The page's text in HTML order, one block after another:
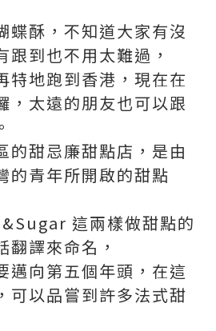
蝶酥，不知道大家有沒
跟到也不用太難過，
特地跑到香港，現在在
，太遠的朋友也可以跟
的甜忌廉甜點店，是由
的青年所開啟的甜點
這兩樣做甜點的
翻譯來命名，
邁向第五個年頭，在這
可以品嘗到許多法式甜